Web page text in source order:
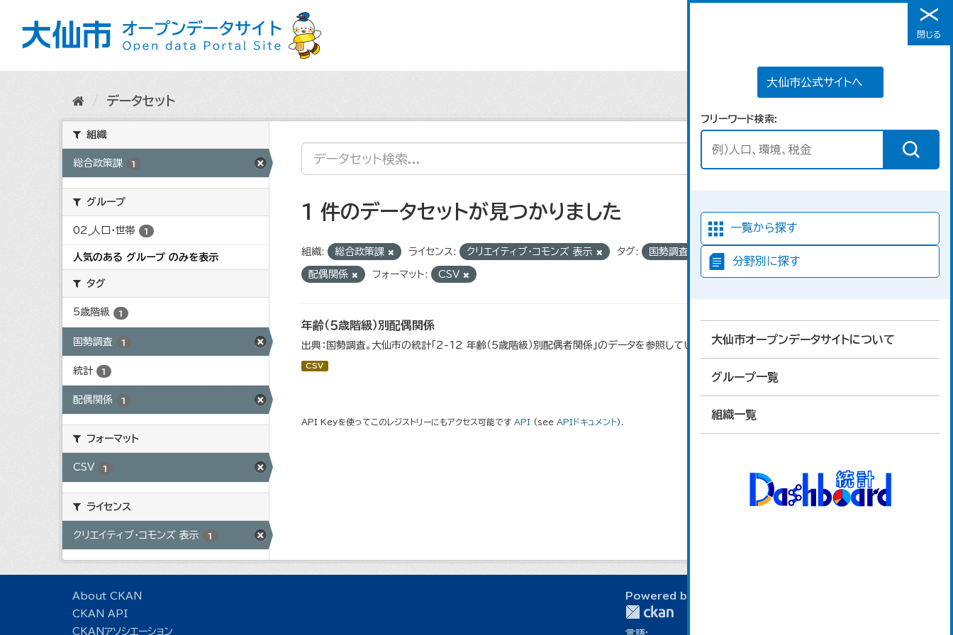
メニュー
大仙市公式サイトへ
フリーワード検索
一覧から探す
分野別に探す
大仙市オープンデータサイトについて
グループ一覧
組織一覧
閉じる
データセット
組織
総合政策課 1
グループ
02_人口・世帯 1
人気のある グループ のみを表示
タグ
5歳階級 1
国勢調査 1
統計 1
配偶関係 1
フォーマット
CSV 1
ライセンス
クリエイティブ・コモンズ 表示 1
1 件のデータセットが見つかりました
組織: 総合政策課 ライセンス: クリエイティブ・コモンズ 表示 タグ: 国勢調査
配偶関係 フォーマット: CSV
年齢（５歳階級）別配偶関係
出典：国勢調査。大仙市の統計「2-12 年齢（5歳階級）別配偶者関係」のデータを参照しています。
CSV
API Keyを使ってこのレジストリーにもアクセス可能です API (see APIドキュメント).
About CKAN
CKAN API
CKANアソシエーション
Powered by